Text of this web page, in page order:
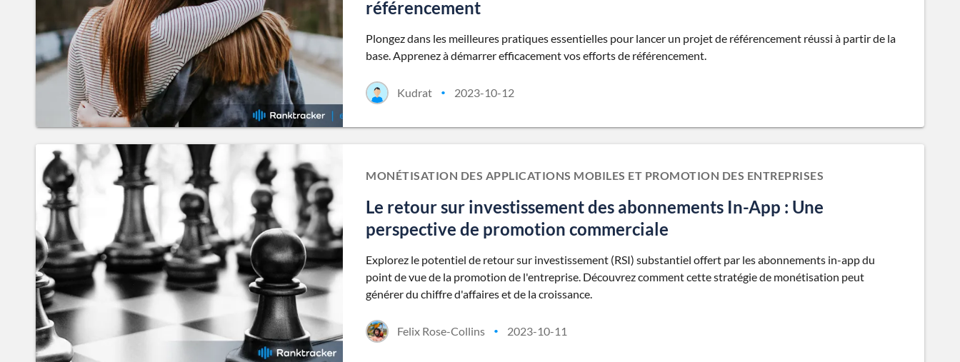
référencement
Plongez dans les meilleures pratiques essentielles pour lancer un projet de référencement réussi à partir de la
base. Apprenez à démarrer efficacement vos efforts de référencement.
Kudrat • 2023-10-12
MONÉTISATION DES APPLICATIONS MOBILES ET PROMOTION DES ENTREPRISES
Le retour sur investissement des abonnements In-App : Une
perspective de promotion commerciale
Explorez le potentiel de retour sur investissement (RSI) substantiel offert par les abonnements in-app du
point de vue de la promotion de l'entreprise. Découvrez comment cette stratégie de monétisation peut
générer du chiffre d'affaires et de la croissance.
Felix Rose-Collins • 2023-10-11